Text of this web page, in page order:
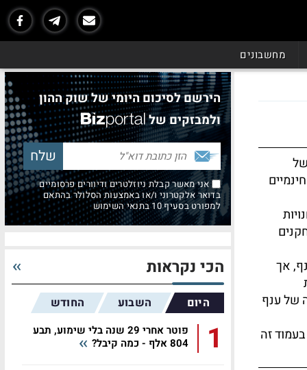
מחשבונים
אך
של ענף
זה
הירשם לסיכום היומי של שוק ההון
ולמבזקים של
אני מאשר קבלת ניוזלטרים ודיוורים פרסומיים
בדואר אלקטרוני ו/או באמצעות הסלולר בהתאם
למפורט בסעיף 10 בתנאי השימוש
הכי נקראות
היום השבוע החודש
1
פוטר אחרי 29 שנה בלי שימוע, תבע
804 אלף - כמה קיבל?